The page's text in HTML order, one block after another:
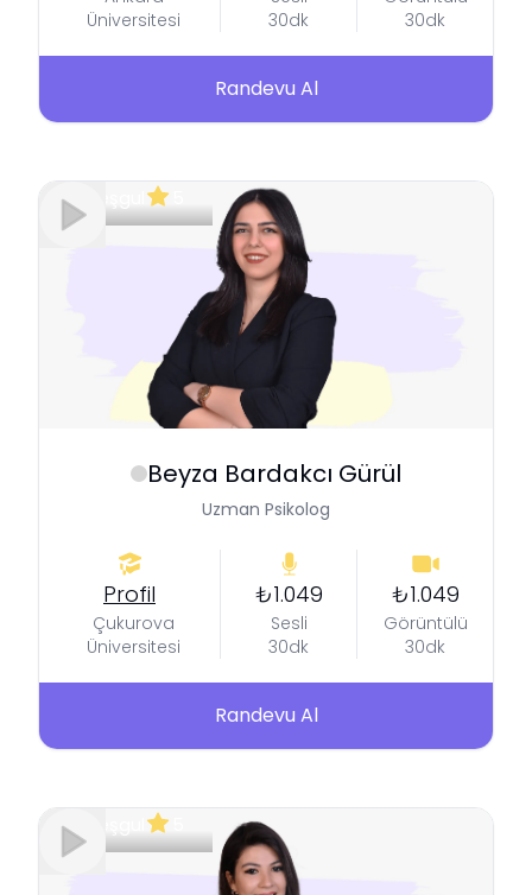
Üniversitesi
30dk
30dk
Randevu Al
Beyza Bardakcı Gürül
Uzman Psikolog
Profil
Çukurova
Üniversitesi
₺1.049
Sesli
30dk
₺1.049
Görüntülü
30dk
Randevu Al